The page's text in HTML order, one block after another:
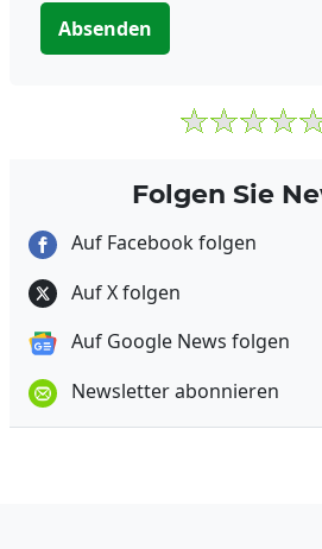
Absenden
Folgen Sie
Auf Facebook folgen
Auf X folgen
Auf Google News folgen
Newsletter abonnieren